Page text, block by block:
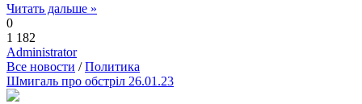
Читать дальше »
0
1 182
Administrator
Все новости /Политика
Шмигаль про обстріл 26.01.23